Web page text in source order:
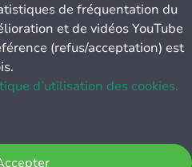
de fréquentation du
et de vidéos YouTube
(refus/acceptation) est
d’utilisation des cookies.